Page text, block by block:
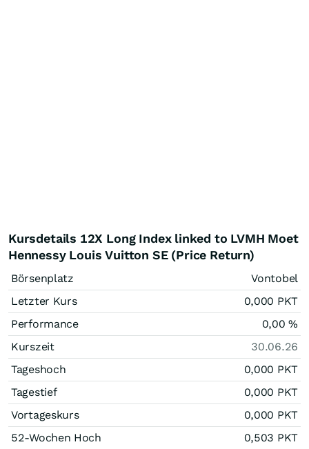
Kursdetails 12X Long Index linked to LVMH Moet
Hennessy Louis Vuitton SE (Price Return)
Börsenplatz
Vontobel
Letzter Kurs
0,000 PKT
Performance
0,00%
Kurszeit
30.06.26
Tageshoch
0,000 PKT
Tagestief
0,000 PKT
Vortageskurs
0,000 PKT
52-Wochen Hoch
0,503 PKT